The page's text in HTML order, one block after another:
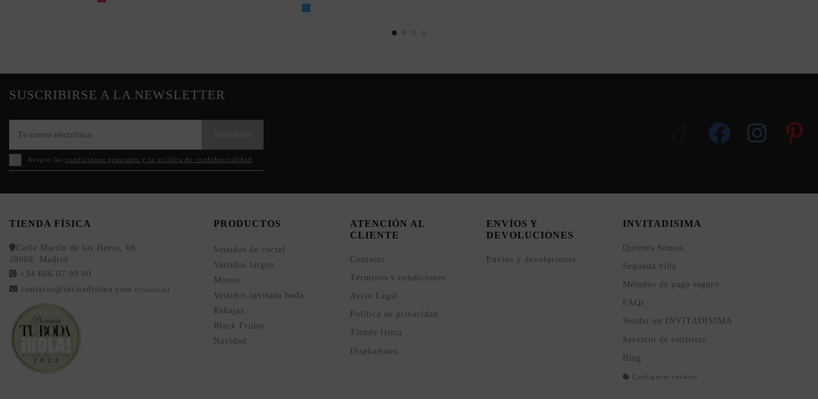
SUSCRIBIRSE A LA NEWSLETTER
Acepto las condiciones generales y la política de confidencialidad
TIENDA FÍSICA
Calle Martín de los Heros, 66
28008, Madrid
+34 686 07 99 00
contacto@invitadisima.com
(Consultas)
PRODUCTOS
Vestidos de cóctel
Vestidos largos
Monos
Vestidos invitada boda
Rebajas
Black Friday
Navidad
ATENCIÓN AL
CLIENTE
Contacto
Términos y condiciones
Aviso Legal
Política de privacidad
Tienda física
Diseñadores
ENVÍOS Y
DEVOLUCIONES
Envíos y devoluciones
INVITADISIMA
Quienes Somos
Segunda vida
Métodos de pago seguro
FAQs
Vender en INVITADISIMA
Servicio de estilistas
Blog
Configurar cookies